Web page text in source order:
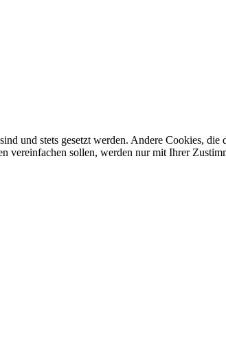
und stets gesetzt werden. Andere Cookies,
vereinfachen sollen, werden nur mit Ihrer